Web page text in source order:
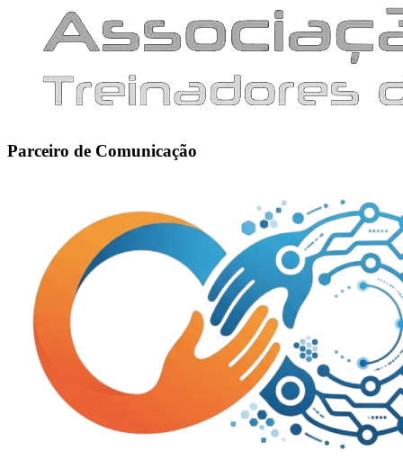
Parceiro de Comunicação